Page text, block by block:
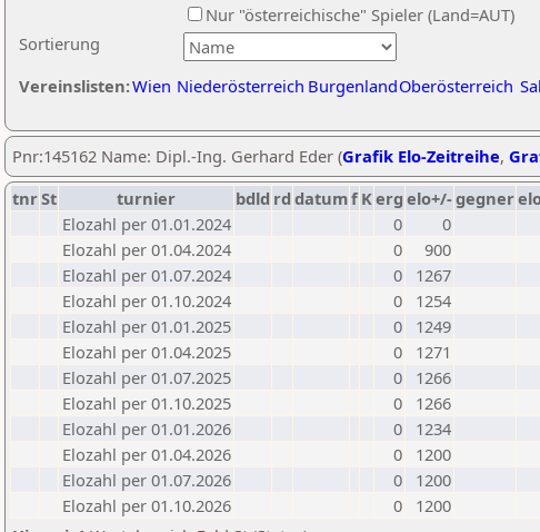
Sortierung
Nur "österreichische" Spieler (Land=AUT)
Vereinslisten:Wien Niederösterreich BurgenlandOberösterreich
Pnr:145162 Name: Dipl.-Ing. Gerhard Eder (Grafik Elo-Zeitreihe,
tnrSt turnier bdld rd datumf Kerg elo+/-gegner
Elozahl per 01.01.2024
0
0
Elozahl per 01.04.2024
0
900
Elozahl per 01.07.2024
0
1267
Elozahl per 01.10.2024
0
1254
Elozahl per 01.01.2025
0
1249
Elozahl per 01.04.2025
0
1271
Elozahl per 01.07.2025
0
1266
Elozahl per 01.10.2025
0
1266
Elozahl per 01.01.2026
0
1234
Elozahl per 01.04.2026
0
1200
Elozahl per 01.07.2026
0
1200
Elozahl per 01.10.2026
0
1200